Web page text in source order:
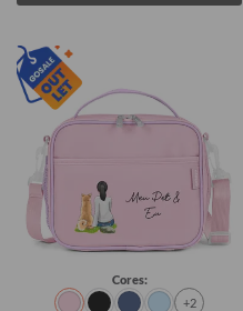
Cores:
+2